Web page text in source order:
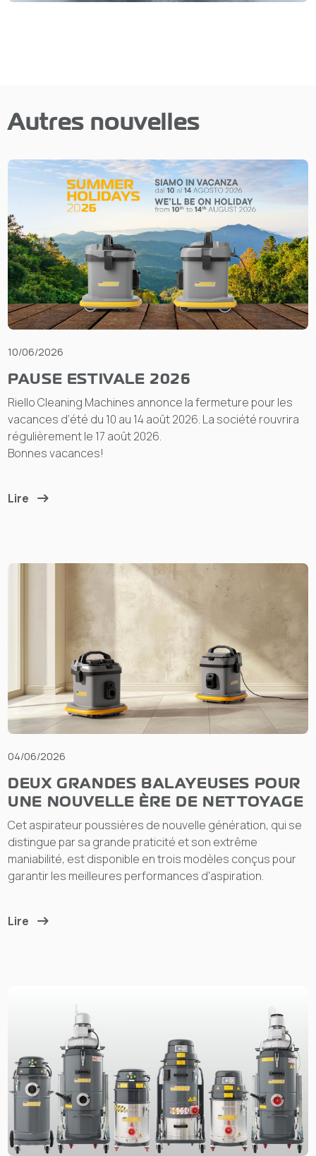
Autres nouvelles
10/06/2026
PAUSE ESTIVALE 2026
Riello Cleaning Machines annonce la fermeture pour les
vacances d’été du 10 au 14 août 2026. La société rouvrira
régulièrement le 17 août 2026.
Bonnes vacances!
Lire
04/06/2026
DEUX GRANDES BALAYEUSES POUR
UNE NOUVELLE ÈRE DE NETTOYAGE
Cet aspirateur poussières de nouvelle génération, qui se
distingue par sa grande praticité et son extrême
maniabilité, est disponible en trois modèles conçus pour
garantir les meilleures performances d'aspiration.
Lire